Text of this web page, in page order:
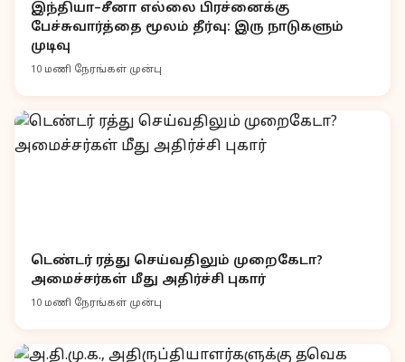
இந்தியா–சீனா எல்லை பிரச்னைக்கு
பேச்சுவார்த்தை மூலம் தீர்வு: இரு நாடுகளும்
முடிவு
10 மணி நேரங்கள் முன்பு
டெண்டர் ரத்து செய்வதிலும் முறைகேடா?
அமைச்சர்கள் மீது அதிர்ச்சி புகார்
10 மணி நேரங்கள் முன்பு